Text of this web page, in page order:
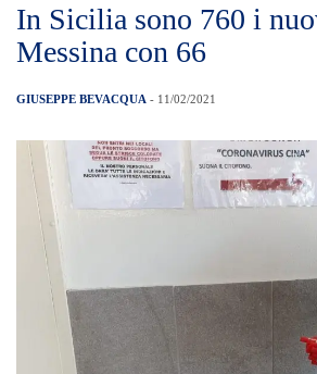
In Sicilia sono 760 i
Messina con 66
GIUSEPPE BEVACQUA - 11/02/2021